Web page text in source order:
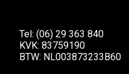
Tel: (06) 29 363 840
KVK: 83759190
BTW: NL003873233B60